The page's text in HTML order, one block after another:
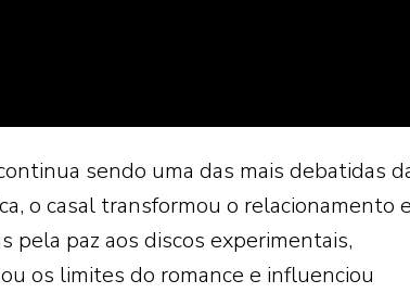
sendo uma das mais debatidas
o casal transformou o relacionamento
pela paz aos discos experimentais,
os limites do romance e influenciou